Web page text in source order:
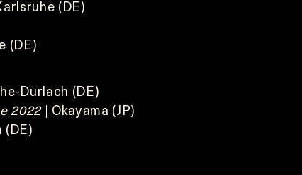
(DE)
(DE)
Durlach (DE)
2022| Okayama (JP)
(DE)